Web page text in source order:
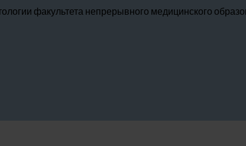
факультета непрерывного медицинского